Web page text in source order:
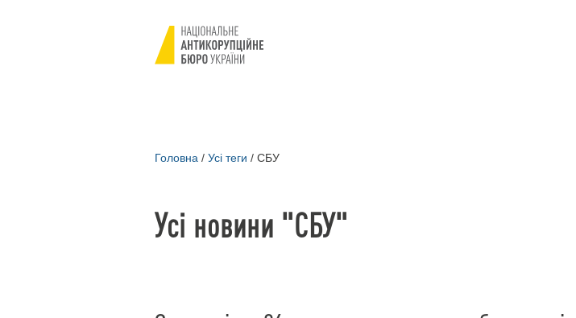
Головна / Усі теги / СБУ
Усі новини "СБУ"